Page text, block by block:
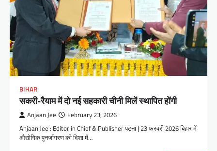
BIHAR
सकरी-रैयाम में दो नई सहकारी चीनी मिलें स्थापित होंगी
Anjaan Jee February 23, 2026
Anjaan Jee : Editor in Chief & Publisher पटना | 23 फरवरी 2026 बिहार में
औद्योगिक पुनर्जागरण की दिशा में…